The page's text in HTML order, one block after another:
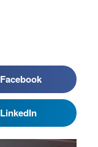
Facebook
LinkedIn